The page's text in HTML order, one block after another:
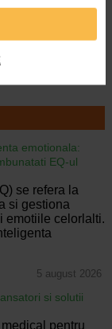
H3 Derma+
oricarui tip de par…
emotionala:
EQ-ul
se refera la
si gestiona
emotiile celorlalti.
5 august 2026
si solutii
pentru